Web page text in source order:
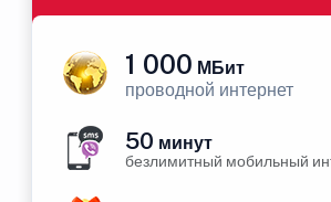
1 000 МБит
проводной интернет
50 минут
безлимитный мобильный